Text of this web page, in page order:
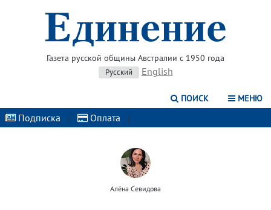
Газета русской общины Австралии с 1950 года
Русский English
ПОИСК МЕНЮ
Подписка | Оплата |
Алёна Севидова